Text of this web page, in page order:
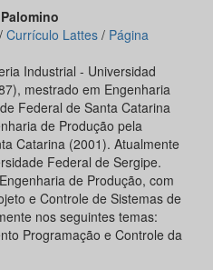
Currículo Lattes / Página
Industrial - Universidad
mestrado em Engenharia
Federal de Santa Catarina
de Produção pela
Catarina (2001). Atualmente
Federal de Sergipe.
de Produção, com
e Controle de Sistemas de
nos seguintes temas:
Programação e Controle da